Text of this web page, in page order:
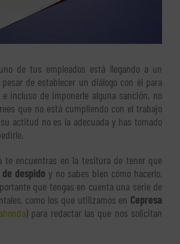
de tus empleados está llegando a un
de establecer un diálogo con él para
e incluso de imponerle alguna sanción, no
que no está cumpliendo con el trabajo
actitud no es la adecuada y has tomado
te encuentras en la tesitura de tener que
despido y no sabes bien cómo hacerlo.
que tengas en cuenta una serie de
como los que utilizamos en Cepresa
) para redactar las que nos solicitan